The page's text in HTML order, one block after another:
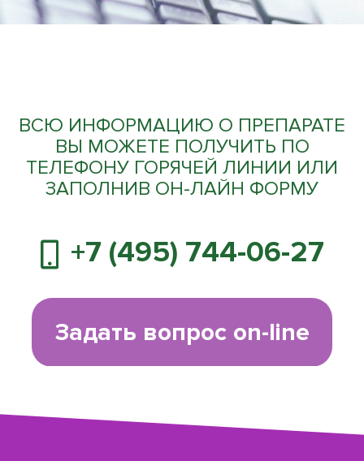
ВСЮ ИНФОРМАЦИЮ О ПРЕПАРАТЕ
ВЫ МОЖЕТЕ ПОЛУЧИТЬ ПО
ТЕЛЕФОНУ ГОРЯЧЕЙ ЛИНИИ ИЛИ
ЗАПОЛНИВ ОН-ЛАЙН ФОРМУ
+7 (495) 744-06-27
Задать вопрос on-line